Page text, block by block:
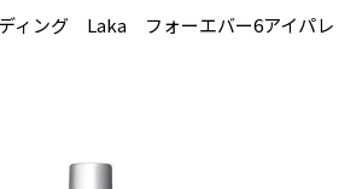
ィング Laka フォーエバー6アイパレ